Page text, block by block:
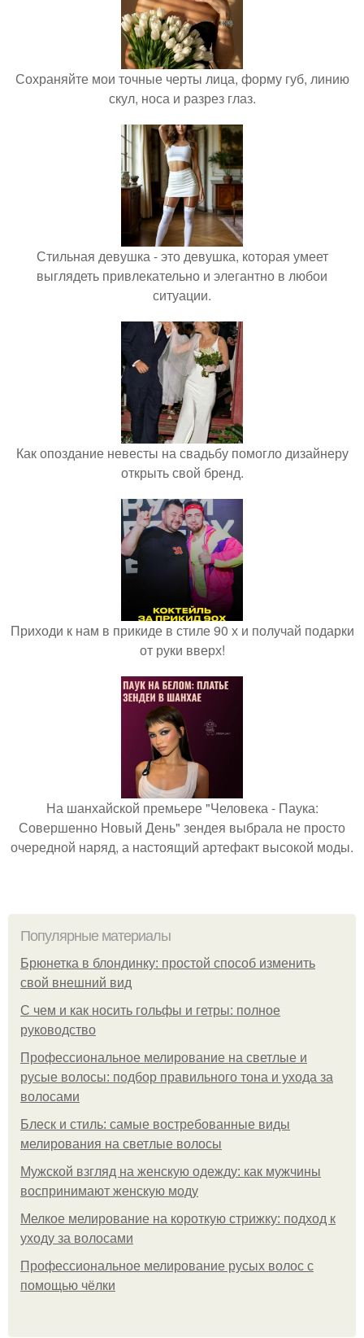
Сохраняйте мои точные черты лица, форму губ, линию
скул, носа и разрез глаз.
Стильная девушка - это девушка, которая умеет
выглядеть привлекательно и элегантно в любои
ситуации.
Как опоздание невесты на свадьбу помогло дизайнеру
открыть свой бренд.
Приходи к нам в прикиде в стиле 90 х и получай подарки
от руки вверх!
На шанхайской премьере "Человека - Паука:
Совершенно Новый День" зендея выбрала не просто
очередной наряд, а настоящий артефакт высокой моды.
Популярные материалы
Брюнетка в блондинку: простой способ изменить
свой внешний вид
С чем и как носить гольфы и гетры: полное
руководство
Профессиональное мелирование на светлые и
русые волосы: подбор правильного тона и ухода за
волосами
Блеск и стиль: самые востребованные виды
мелирования на светлые волосы
Мужской взгляд на женскую одежду: как мужчины
воспринимают женскую моду
Мелкое мелирование на короткую стрижку: подход к
уходу за волосами
Профессиональное мелирование русых волос с
помощью чёлки